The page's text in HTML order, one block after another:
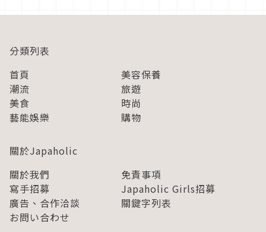
分類列表
首頁
美容保養
潮流
旅遊
美食
時尚
藝能娛樂
購物
關於Japaholic
關於我們
免責事項
寫手招募
Japaholic Girls招募
廣告、合作洽談
關鍵字列表
お問い合わせ